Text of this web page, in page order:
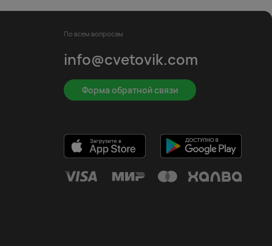
По всем вопросам
info@cvetovik.com
Форма обратной связи